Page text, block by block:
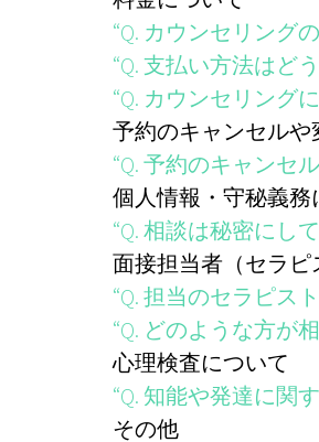
“Q. カウンセリング
“Q. 支払い方法はど
“Q. カウンセリング
予約のキャンセルや
“Q. 予約のキャンセ
個人情報・守秘義務
“Q. 相談は秘密にし
面接担当者（セラピ
“Q. 担当のセラピス
“Q. どのような方が
心理検査について
“Q. 知能や発達に関
その他